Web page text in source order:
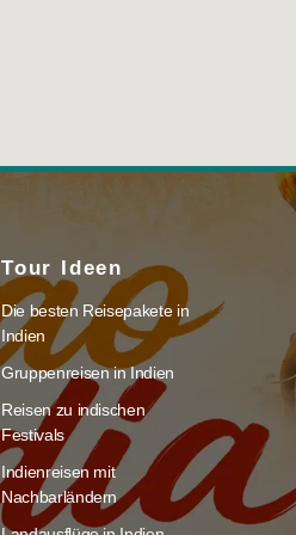
Tour Ideen
Die besten Reisepakete in
Indien
Gruppenreisen in Indien
Reisen zu indischen
Festivals
Indienreisen mit
Nachbarländern